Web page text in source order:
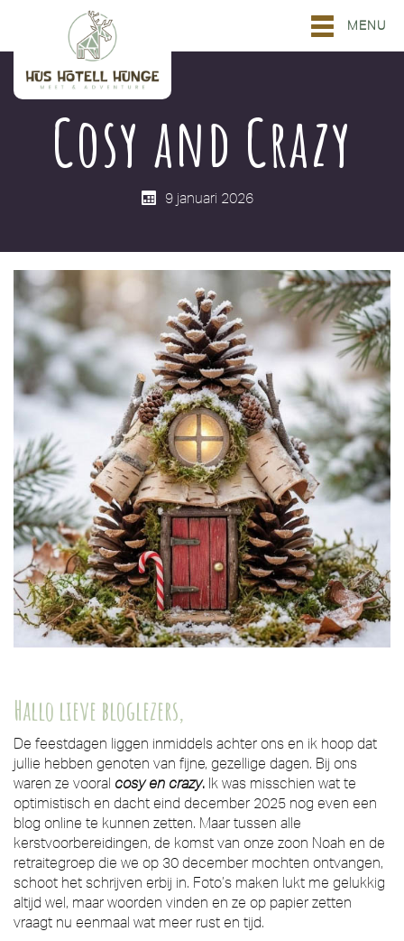
MENU
Cosy and Crazy
9 januari 2026
Hallo lieve bloglezers,
De feestdagen liggen inmiddels achter ons en ik hoop dat
jullie hebben genoten van fijne, gezellige dagen. Bij ons
waren ze vooral cosy en crazy. Ik was misschien wat te
optimistisch en dacht eind december 2025 nog even een
blog online te kunnen zetten. Maar tussen alle
kerstvoorbereidingen, de komst van onze zoon Noah en de
retraitegroep die we op 30 december mochten ontvangen,
schoot het schrijven erbij in. Foto’s maken lukt me gelukkig
altijd wel, maar woorden vinden en ze op papier zetten
vraagt nu eenmaal wat meer rust en tijd.